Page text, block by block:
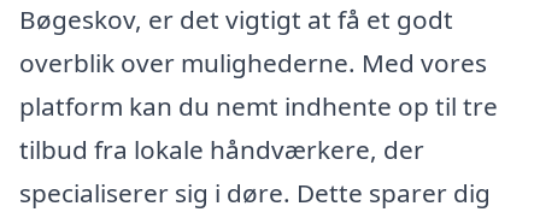
Bøgeskov, er det vigtigt at få et godt
overblik over mulighederne. Med vores
platform kan du nemt indhente op til tre
tilbud fra lokale håndværkere, der
specialiserer sig i døre. Dette sparer dig